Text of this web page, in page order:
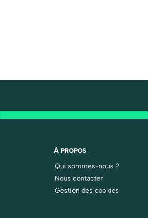
À PROPOS
Qui sommes-nous ?
Nous contacter
Gestion des cookies